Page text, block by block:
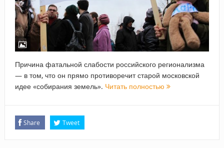
Причина фатальной слабости российского регионализма
— в том, что он прямо противоречит старой московской
идее «собирания земель». Читать полностью
Share Tweet